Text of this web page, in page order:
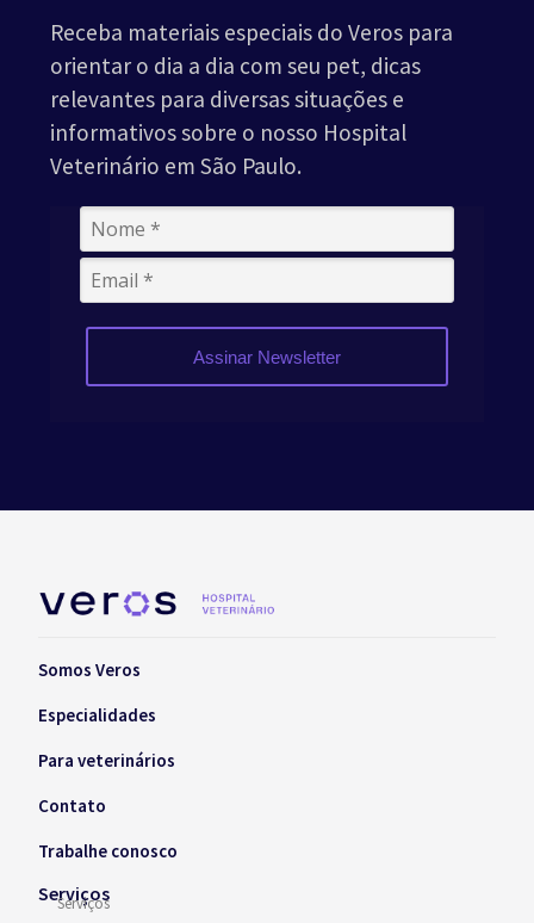
Receba materiais especiais do Veros para
orientar o dia a dia com seu pet, dicas
relevantes para diversas situações e
informativos sobre o nosso Hospital
Veterinário em São Paulo.
Assinar Newsletter
Somos Veros
Especialidades
Para veterinários
Contato
Trabalhe conosco
Serviços
Serviços